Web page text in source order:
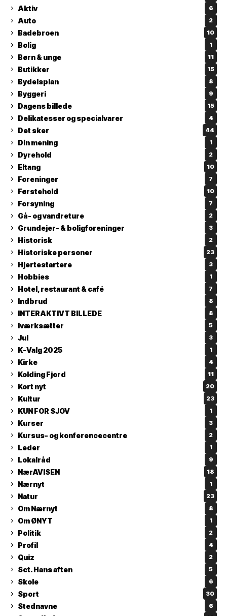
Aktiv
6
Auto 2
Badebroen 10
Bolig 1
Børn & unge 11
Butikker 15
Bydelsplan 8
Byggeri 9
Dagens billede 15
Delikatesser og specialvarer 4
Det sker 44
Din mening 1
Dyrehold 2
Eltang 10
Foreninger 7
Førstehold 10
Forsyning 7
Gå- og vandreture 2
Grundejer- & boligforeninger 3
Historisk 2
Historiske personer 23
Hjertestartere 3
Hobbies 1
Hotel, restaurant & café 7
Indbrud 8
INTERAKTIVT BILLEDE 8
Iværksætter 5
Jul 3
K-Valg 2025 1
Kirke 4
Kolding Fjord 11
Kort nyt 20
Kultur 23
KUN FOR SJOV 1
Kurser 3
Kursus- og konferencecentre 2
Leder 1
Lokalråd 9
NærAVISEN 18
Nærnyt 1
Natur 23
Om Nærnyt 8
Om ØNYT 1
Politik 2
Profil 4
Quiz 2
Sct. Hans aften 5
Skole 6
Sport 30
Stednavne 6